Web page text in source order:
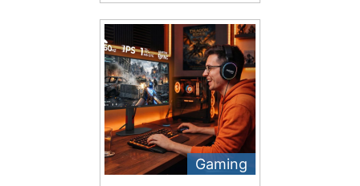
Gaming